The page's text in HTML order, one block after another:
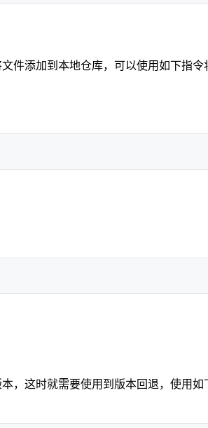
件添加到本地仓库，可以使用如下指令
，这时就需要使用到版本回退，使用